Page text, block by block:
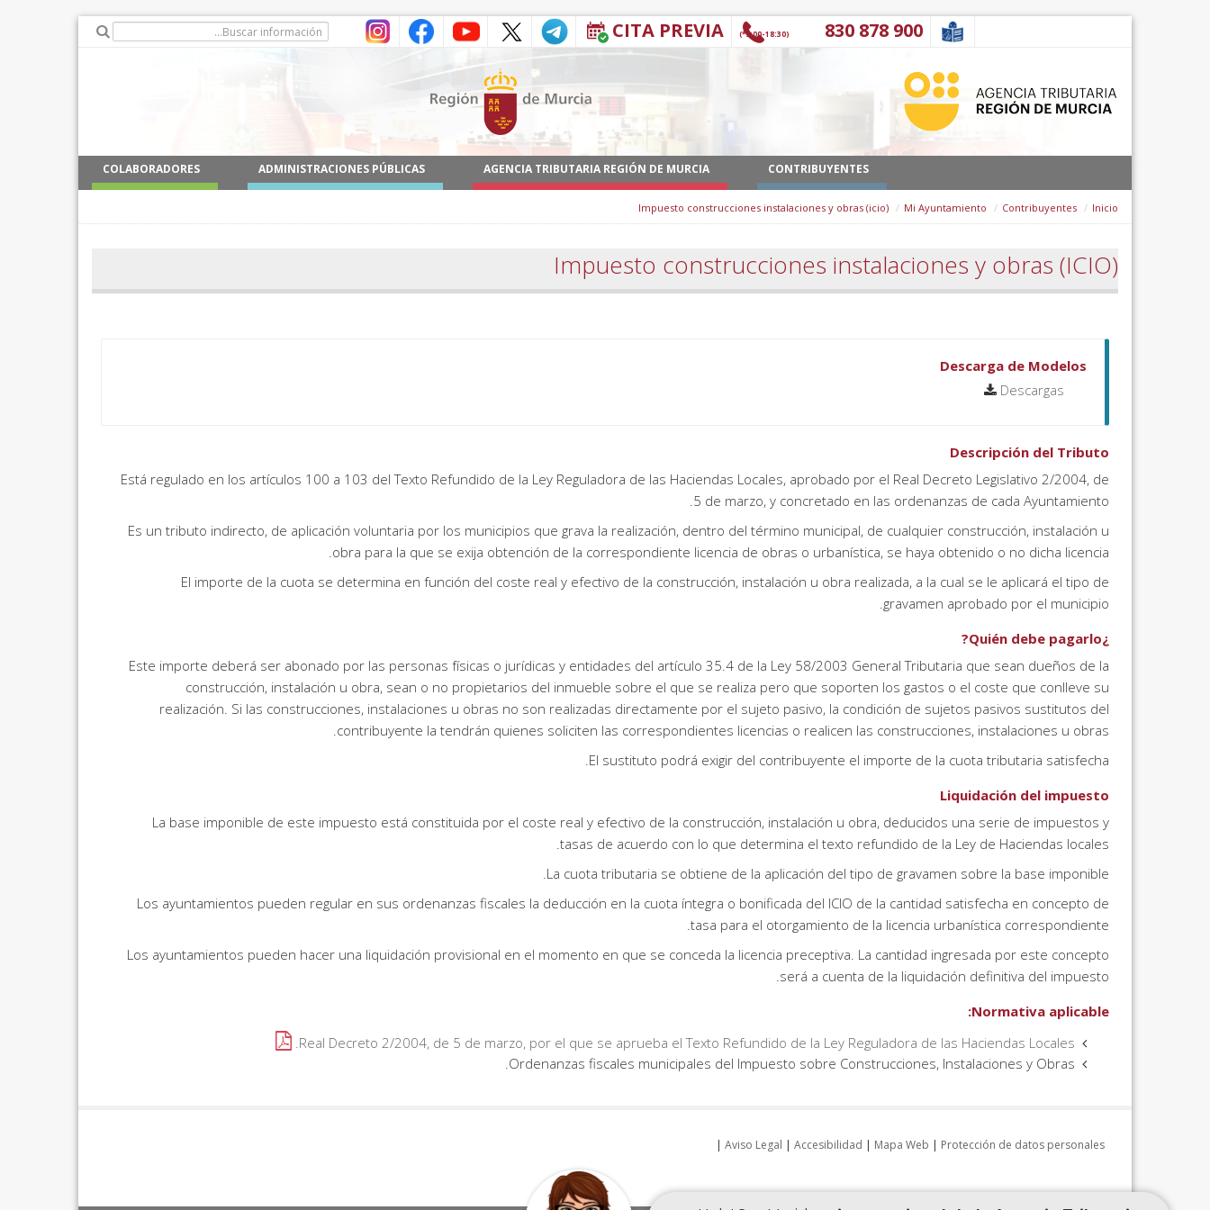
CITA PREVIA 900 878 830
(9:00-18:30*)
CONTRIBUYENTES
AGENCIA TRIBUTARIA REGIÓN DE MURCIA
ADMINISTRACIONES PÚBLICAS
COLABORADORES
Inicio
Contribuyentes
Mi Ayuntamiento
Impuesto construcciones instalaciones y obras (icio)
Impuesto construcciones instalaciones y obras (ICIO)
Descarga de Modelos
Descargas
Descripción del Tributo
Está regulado en los artículos 100 a 103 del Texto Refundido de la Ley Reguladora de las Haciendas Locales, aprobado por el Real Decreto Legislativo 2/2004, de
5 de marzo, y concretado en las ordenanzas de cada Ayuntamiento.
Es un tributo indirecto, de aplicación voluntaria por los municipios que grava la realización, dentro del término municipal, de cualquier construcción, instalación u
obra para la que se exija obtención de la correspondiente licencia de obras o urbanística, se haya obtenido o no dicha licencia.
El importe de la cuota se determina en función del coste real y efectivo de la construcción, instalación u obra realizada, a la cual se le aplicará el tipo de
gravamen aprobado por el municipio.
¿Quién debe pagarlo?
Este importe deberá ser abonado por las personas físicas o jurídicas y entidades del artículo 35.4 de la Ley 58/2003 General Tributaria que sean dueños de la
construcción, instalación u obra, sean o no propietarios del inmueble sobre el que se realiza pero que soporten los gastos o el coste que conlleve su
realización. Si las construcciones, instalaciones u obras no son realizadas directamente por el sujeto pasivo, la condición de sujetos pasivos sustitutos del
contribuyente la tendrán quienes soliciten las correspondientes licencias o realicen las construcciones, instalaciones u obras.
El sustituto podrá exigir del contribuyente el importe de la cuota tributaria satisfecha.
Liquidación del impuesto
La base imponible de este impuesto está constituida por el coste real y efectivo de la construcción, instalación u obra, deducidos una serie de impuestos y
tasas de acuerdo con lo que determina el texto refundido de la Ley de Haciendas locales.
La cuota tributaria se obtiene de la aplicación del tipo de gravamen sobre la base imponible.
Los ayuntamientos pueden regular en sus ordenanzas fiscales la deducción en la cuota íntegra o bonificada del ICIO de la cantidad satisfecha en concepto de
tasa para el otorgamiento de la licencia urbanística correspondiente.
Los ayuntamientos pueden hacer una liquidación provisional en el momento en que se conceda la licencia preceptiva. La cantidad ingresada por este concepto
será a cuenta de la liquidación definitiva del impuesto.
Normativa aplicable:
Real Decreto 2/2004, de 5 de marzo, por el que se aprueba el Texto Refundido de la Ley Reguladora de las Haciendas Locales.
Aviso Legal | Accesibilidad | Mapa Web | Protección de datos personales
|